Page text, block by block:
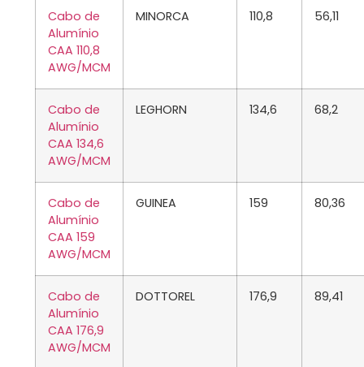
Cabo de
Alumínio
CAA 110,8
AWG/MCM
MINORCA 110,8 56,11
Cabo de
Alumínio
CAA 134,6
AWG/MCM
LEGHORN 134,6 68,2
Cabo de
Alumínio
CAA 159
AWG/MCM
GUINEA 159 80,36
Cabo de
Alumínio
CAA 176,9
AWG/MCM
DOTTOREL 176,9 89,41